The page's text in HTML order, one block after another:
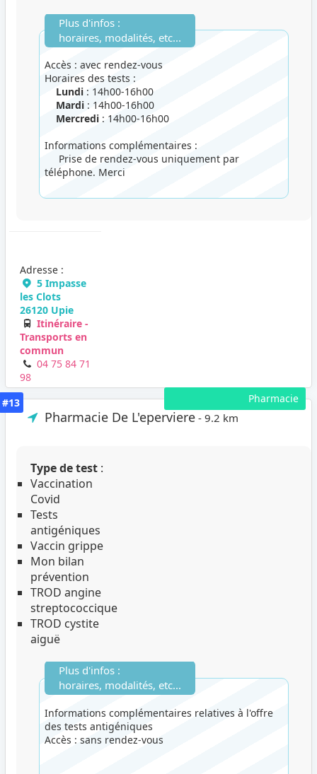
Plus d'infos :
horaires, modalités, etc...
Accès : avec rendez-vous
Horaires des tests :
Lundi : 14h00-16h00
Mardi : 14h00-16h00
Mercredi : 14h00-16h00
Informations complémentaires :
Prise de rendez-vous uniquement par
téléphone. Merci
Adresse :
5 Impasse
les Clots
26120 Upie
Itinéraire -
Transports en
commun
04 75 84 71
98
Pharmacie
#13
Pharmacie De L'eperviere - 9.2 km
Type de test :
Vaccination
Covid
Tests
antigéniques
Vaccin grippe
Mon bilan
prévention
TROD angine
streptococcique
TROD cystite
aiguë
Plus d'infos :
horaires, modalités, etc...
Informations complémentaires relatives à l'offre
des tests antigéniques
Accès : sans rendez-vous